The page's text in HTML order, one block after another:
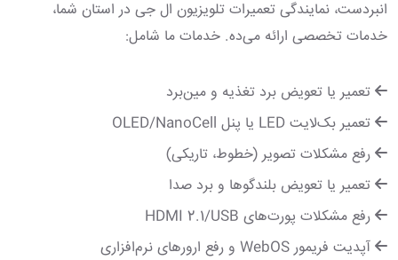
انبردست، نمایندگی تعمیرات تلویزیون ال جی در استان شما،
خدمات تخصصی ارائه می‌ده. خدمات ما شامل:
تعمیر یا تعویض برد تغذیه و مین‌برد
تعمیر بک‌لایت LED یا پنل OLED/NanoCell
رفع مشکلات تصویر (خطوط، تاریکی)
تعمیر یا تعویض بلندگوها و برد صدا
رفع مشکلات پورت‌های HDMI 2.1/USB
آپدیت فریمور WebOS و رفع ارورهای نرم‌افزاری